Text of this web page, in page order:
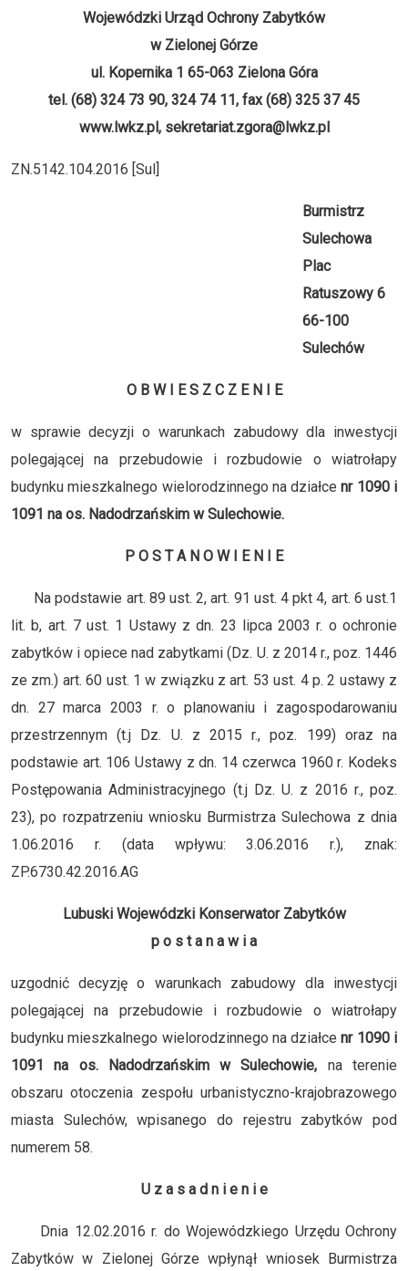
Wojewódzki Urząd Ochrony Zabytków
w Zielonej Górze
ul. Kopernika 1 65-063 Zielona Góra
tel. (68) 324 73 90, 324 74 11, fax (68) 325 37 45
www.lwkz.pl, sekretariat.zgora@lwkz.pl
ZN.5142.104.2016 [Sul]
Burmistrz
Sulechowa
Plac
Ratuszowy 6
66-100
Sulechów
O B W I E S Z C Z E N I E
w sprawie decyzji o warunkach zabudowy dla inwestycji
polegającej na przebudowie i rozbudowie o wiatrołapy
budynku mieszkalnego wielorodzinnego na działcenr 1090 i
1091 na os. Nadodrzańskim w Sulechowie.
P O S T A N O W I E N I E
Na podstawie art. 89 ust. 2, art. 91 ust. 4 pkt 4, art. 6 ust.1
lit. b, art. 7 ust. 1 Ustawy z dn. 23 lipca 2003 r. o ochronie
zabytków i opiece nad zabytkami (Dz. U. z 2014 r., poz. 1446
ze zm.) art. 60 ust. 1 w związku z art. 53 ust. 4 p. 2 ustawy z
dn. 27 marca 2003 r. o planowaniu i zagospodarowaniu
przestrzennym (t.j Dz. U. z 2015 r., poz. 199) oraz na
podstawie art. 106 Ustawy z dn. 14 czerwca 1960 r. Kodeks
Postępowania Administracyjnego (t.j Dz. U. z 2016 r., poz.
23), po rozpatrzeniu wniosku Burmistrza Sulechowa z dnia
1.06.2016 r. (data wpływu: 3.06.2016 r.), znak:
ZP.6730.42.2016.AG
Lubuski Wojewódzki Konserwator Zabytków
p o s t a n a w i a
uzgodnić decyzję o warunkach zabudowy dla inwestycji
polegającej na przebudowie i rozbudowie o wiatrołapy
budynku mieszkalnego wielorodzinnego na działcenr 1090 i
1091 na os. Nadodrzańskim w Sulechowie, na terenie
obszaru otoczenia zespołu urbanistyczno-krajobrazowego
miasta Sulechów, wpisanego do rejestru zabytków pod
numerem 58.
U z a s a d n i e n i e
Dnia 12.02.2016 r. do Wojewódzkiego Urzędu Ochrony
Zabytków w Zielonej Górze wpłynął wniosek Burmistrza